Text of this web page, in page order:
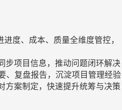
度、成本、质量全维度管控，
步项目信息，推动问题闭环解决
、复盘报告，沉淀项目管理经验
方案制定，快速提升统筹与决策